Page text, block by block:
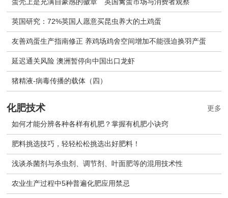
英国研究：72%英国人愿意买昆虫养大的土鸡蛋
友善鸡蛋生产指南修正 养鸡场鸡舍空间增加不能强迫换羽产蛋
延迟通关风险 澳洲暂停向中国出口龙虾
猪精液-病毒传播的载体（四）
化肥技术
如何才能分辨各种各样有机肥？掌握有机肥小诀窍
肥料挑选技巧，轻轻松松挑选出好肥料！
浅谈杀菌剂与杀虫剂、调节剂、叶面肥等的混用技术性
农业生产过程中5种普遍化肥应用禁忌
更多